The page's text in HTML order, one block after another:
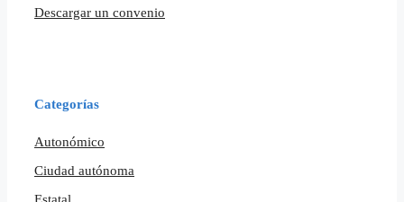
Descargar un convenio
Categorías
Autonómico
Ciudad autónoma